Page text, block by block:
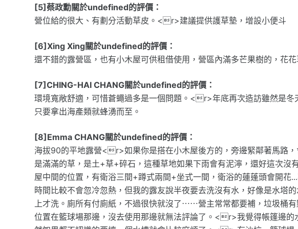
[5]蔡政勳關於undefined的評價：
營位給的很大、有劃分活動草皮。<r>建議提供護草墊，增設小便斗
[6]Xing Xing關於undefined的評價：
還不錯的露營區，也有小木屋可供租借使用，營區內滿多芒果樹的，花
[7]CHING-HAI CHANG關於undefined的評價：
環境寬敞舒適，可惜蒼蠅過多是一個問題。<r>年底再次造訪雖然是冬
只要拿出海產類就蜂湧而至。
[8]Emma CHANG關於undefined的評價：
海拔90的平地露營<r>如果你是搭在小木屋後方的，旁邊緊鄰著馬路
是滿滿的草，是土+草+碎石，這種草地如果下雨會有泥濘，還好這次
屋中間的位置，有衛浴三間+蹲式兩間+坐式一間，衛浴的蓮蓬頭會開花
時間比較不會忽冷忽熱，但我的露友說半夜要去洗沒有水，好像是水塔
上才洗。廁所有付廁紙，不過很快就沒了⋯⋯營主常常都要補，垃圾桶
位置在籃球場那邊，沒去使用那邊就無法評論了。<r>我覺得帳篷邊的